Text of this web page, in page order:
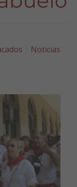
Noticias